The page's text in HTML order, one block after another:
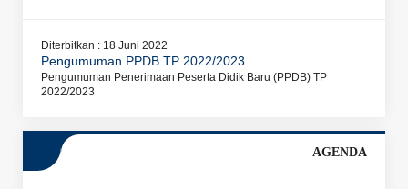
Diterbitkan : 18 Juni 2022
Pengumuman PPDB TP 2022/2023
Pengumuman Penerimaan Peserta Didik Baru (PPDB) TP
2022/2023
AGENDA